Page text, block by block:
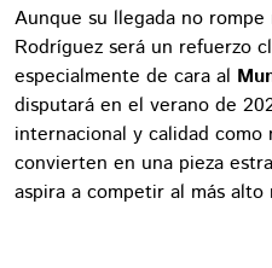
Aunque su llegada no
Rodríguez será un refuerzo
especialmente de cara al
disputará en el verano de
internacional y calidad
convierten en una pieza
aspira a competir al más alto